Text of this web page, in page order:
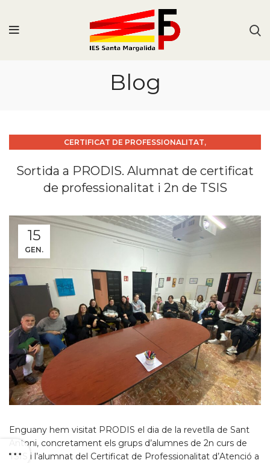
Blog
CERTIFICAT DE PROFESSIONALITAT,
CURS 2024_25,SORTIDES, TSIS
Sortida a PRODIS. Alumnat de certificat
de professionalitat i 2n de TSIS
15
GEN.
Enguany hem visitat PRODIS el dia de la revetlla de Sant
Antoni, concretament els grups d’alumnes de 2n curs de
TSIS i l’alumnat del Certificat de Professionalitat d’Atenció a